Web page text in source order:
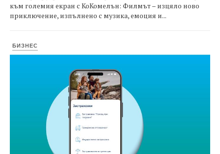
към големия екран с КоКомелън: Филмът – изцяло ново
приключение, изпълнено с музика, емоция и...
БИЗНЕС